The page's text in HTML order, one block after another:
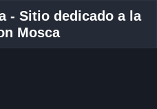
- Sitio dedicado a la
Mosca